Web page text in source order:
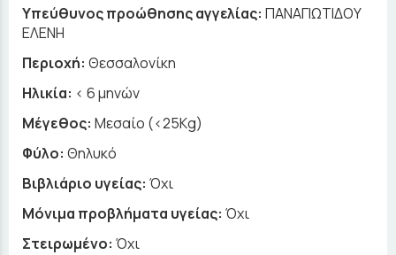
Yπεύθυνος προώθησης αγγελίας: ΠΑΝΑΓΙΩΤΙΔΟΥ
ΕΛΕΝΗ
Περιοχή: Θεσσαλονίκη
Ηλικία: < 6 μηνών
Μέγεθος: Μεσαίο (<25Kg)
Φύλο: Θηλυκό
Βιβλιάριο υγείας: Όχι
Μόνιμα προβλήματα υγείας: Όχι
Στειρωμένο: Όχι